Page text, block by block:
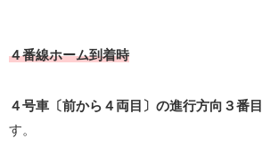
４番線ホーム到着時
４号車〔前から４両目〕の進行方向３番目
す。